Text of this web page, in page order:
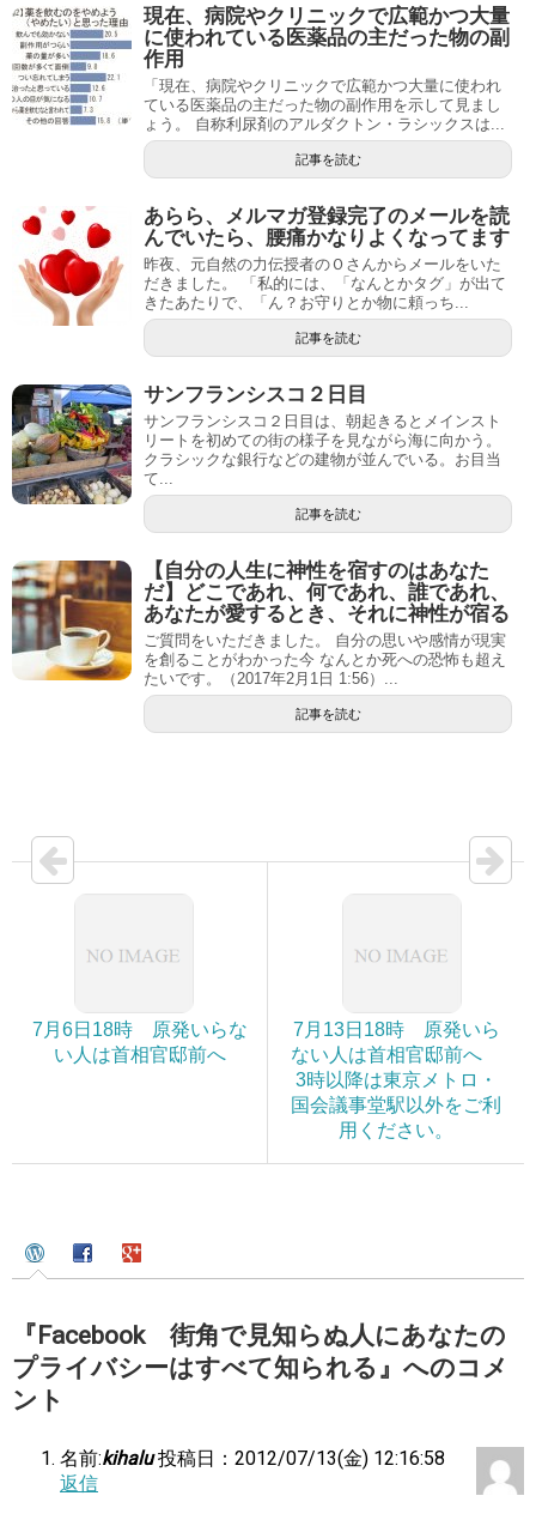
現在、病院やクリニックで広範かつ大量
に使われている医薬品の主だった物の副
作用
「現在、病院やクリニックで広範かつ大量に使われ
ている医薬品の主だった物の副作用を示して見まし
ょう。 自称利尿剤のアルダクトン・ラシックスは...
記事を読む
あらら、メルマガ登録完了のメールを読
んでいたら、腰痛かなりよくなってます
昨夜、元自然の力伝授者のＯさんからメールをいた
だきました。 「私的には、「なんとかタグ」が出て
きたあたりで、「ん？お守りとか物に頼っち...
記事を読む
サンフランシスコ２日目
サンフランシスコ２日目は、朝起きるとメインスト
リートを初めての街の様子を見ながら海に向かう。
クラシックな銀行などの建物が並んでいる。お目当
て...
記事を読む
【自分の人生に神性を宿すのはあなた
だ】どこであれ、何であれ、誰であれ、
あなたが愛するとき、それに神性が宿る
ご質問をいただきました。 自分の思いや感情が現実
を創ることがわかった今 なんとか死への恐怖も超え
たいです。（2017年2月1日 1:56）...
記事を読む
7月6日18時 原発いらな
い人は首相官邸前へ
7月13日18時 原発いら
ない人は首相官邸前へ
3時以降は東京メトロ・
国会議事堂駅以外をご利
用ください。
『Facebook 街角で見知らぬ人にあなたの
プライバシーはすべて知られる』へのコメ
ント
名前:kihalu 投稿日：2012/07/13(金) 12:16:58
返信